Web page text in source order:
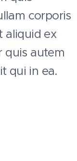
corporis
aliquid ex
quis autem
qui in ea.